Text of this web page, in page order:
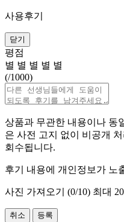
사용후기
닫기
평점
별 별 별 별 별
(/1000)
상품과 무관한 내용이나 동
은 사전 고지 없이 비공개
회수됩니다.
후기 내용에 개인정보가 노
사진 가져오기 (0/10) 최대
취소 등록